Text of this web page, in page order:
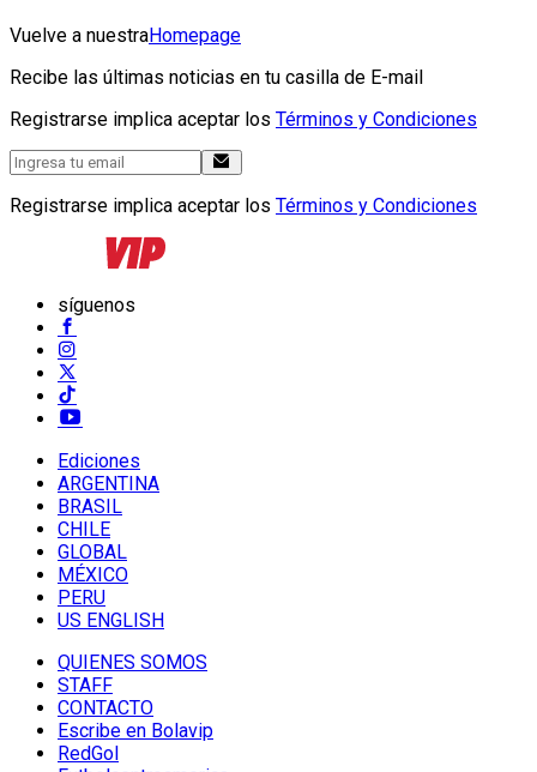
Vuelve a nuestraHomepage
Recibe las últimas noticias en tu casilla de E-mail
Registrarse implica aceptar los Términos y Condiciones
Registrarse implica aceptar los Términos y Condiciones
síguenos
Ediciones
ARGENTINA
BRASIL
CHILE
GLOBAL
MÉXICO
PERU
US ENGLISH
QUIENES SOMOS
STAFF
CONTACTO
Escribe en Bolavip
RedGol